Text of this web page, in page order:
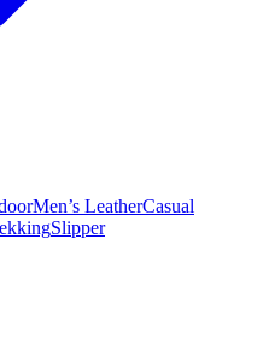
Men’s LeatherCasual
Slipper